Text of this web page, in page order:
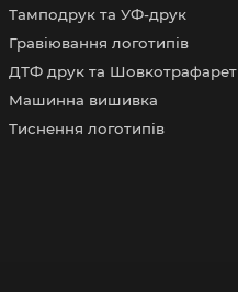
Тамподрук та УФ-друк
Гравіювання логотипів
ДТФ друк та Шовкотрафарет
Машинна вишивка
Тиснення логотипів